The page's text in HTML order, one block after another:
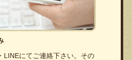
LINEにてご連絡下さい。その